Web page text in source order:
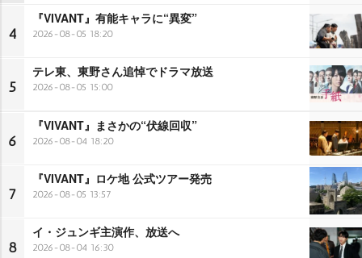
4
『VIVANT』有能キャラに“異変”
2026-08-05 18:20
5
テレ東、東野さん追悼でドラマ放送
2026-08-05 15:00
6
『VIVANT』まさかの“伏線回収”
2026-08-04 18:20
7
『VIVANT』ロケ地 公式ツアー発売
2026-08-05 13:57
8
イ・ジュンギ主演作、放送へ
2026-08-04 16:30